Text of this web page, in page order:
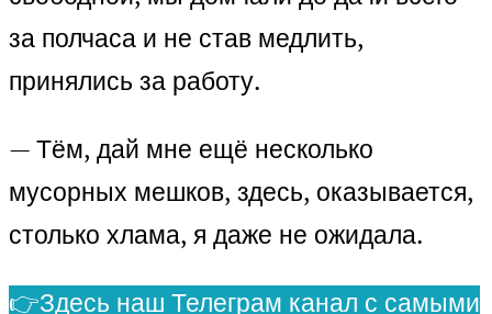
за полчаса и не став медлить,
принялись за работу.
— Тём, дай мне ещё несколько
мусорных мешков, здесь, оказывается,
столько хлама, я даже не ожидала.
👉Здесь наш Телеграм канал с самыми